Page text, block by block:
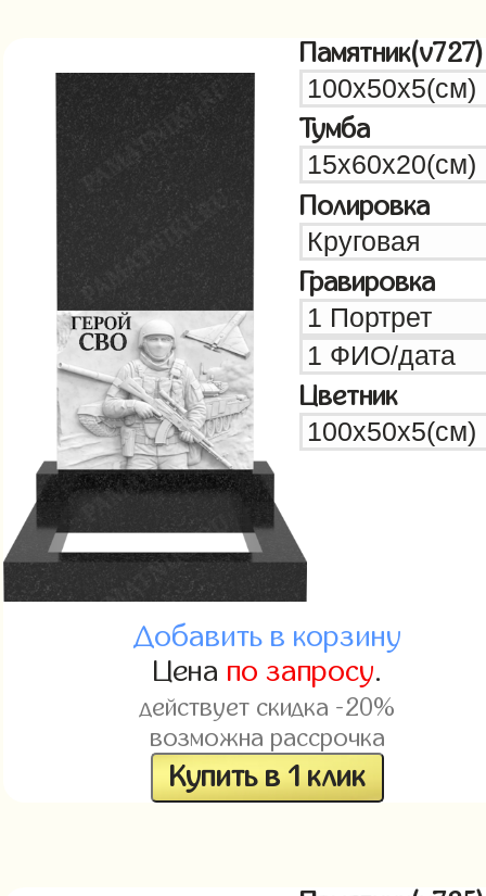
Памятник(v727)
Тумба
Полировка
Гравировка
Цветник
Добавить в корзину
Цена по запросу.
действует скидка -20%
возможна рассрочка
Купить в 1 клик